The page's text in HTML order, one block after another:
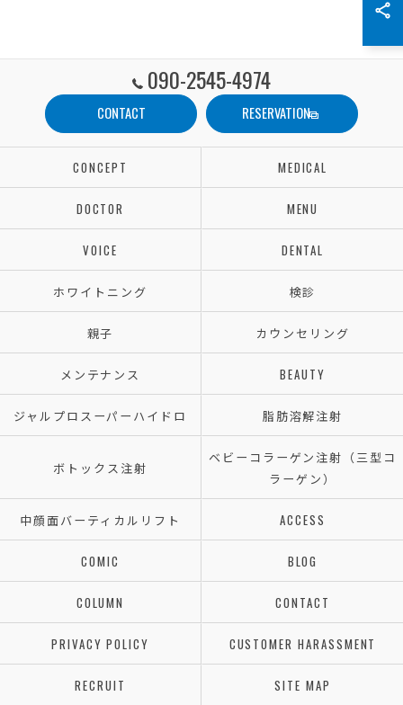
090-2545-4974
CONTACT RESERVATION
CONCEPT MEDICAL
DOCTOR MENU
VOICE DENTAL
ホワイトニング 検診
親子 カウンセリング
メンテナンス BEAUTY
ジャルプロスーパーハイドロ 脂肪溶解注射
ボトックス注射
ベビーコラーゲン注射（三型コ
ラーゲン）
中顔面バーティカルリフト ACCESS
COMIC BLOG
COLUMN CONTACT
PRIVACY POLICY CUSTOMER HARASSMENT
RECRUIT SITE MAP